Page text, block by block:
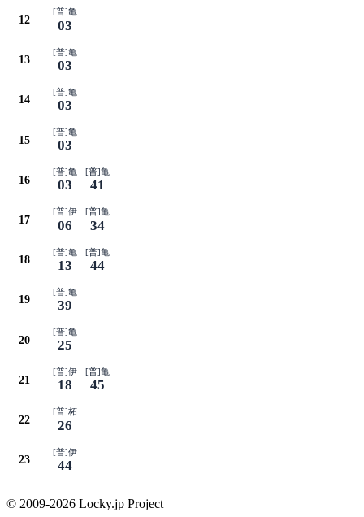
12
[普]亀
03
13
[普]亀
03
14
[普]亀
03
15
[普]亀
03
16
[普]亀
03
[普]亀
41
17
[普]伊
06
[普]亀
34
18
[普]亀
13
[普]亀
44
19
[普]亀
39
20
[普]亀
25
21
[普]伊
18
[普]亀
45
22
[普]柘
26
23
[普]伊
44
© 2009-2026 Locky.jp Project